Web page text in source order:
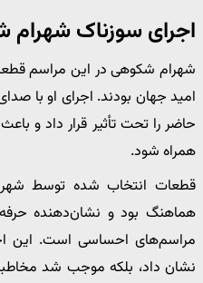
اجرای سوزناک
شهرام شکوهی در این مراسم
امید جهان بودند. اجرای او با
حاضر را تحت تأثیر قرار داد و
همراه شود.
قطعات انتخاب شده توسط
هماهنگ بود و نشان‌دهنده
مراسم‌های احساسی است. این
نشان داد، بلکه موجب شد